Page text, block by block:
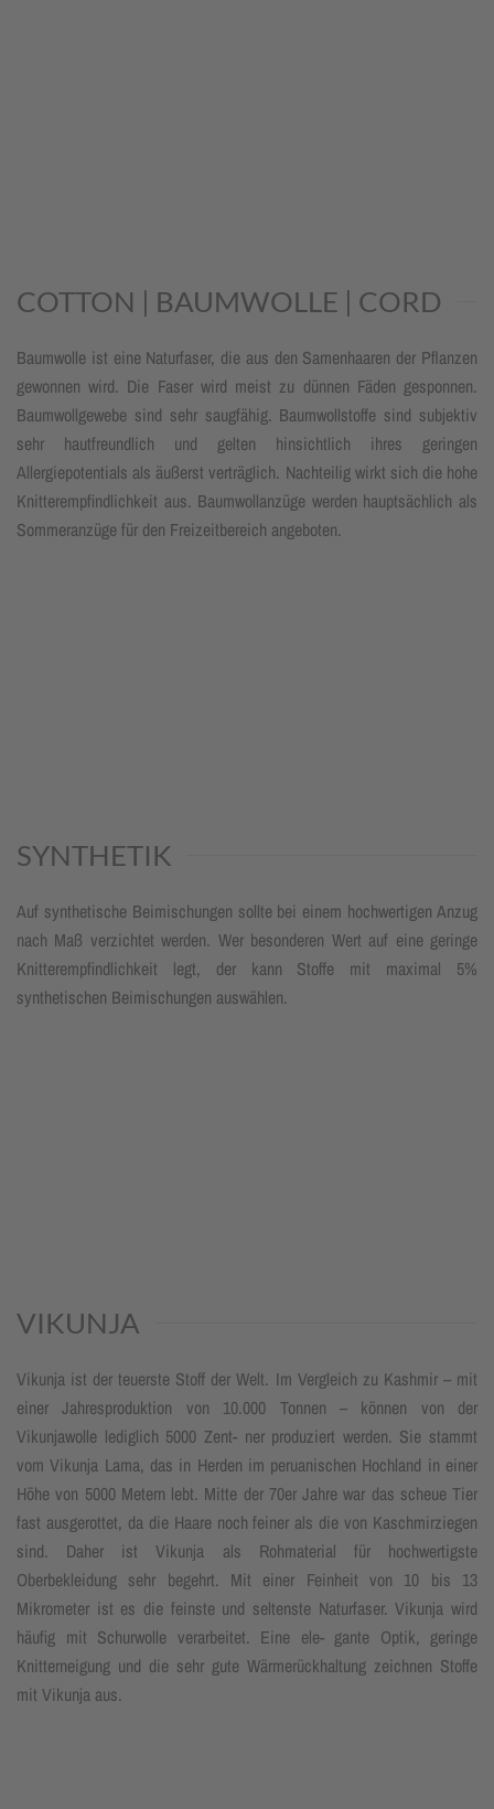
COTTON | BAUMWOLLE | CORD
Baumwolle ist eine Naturfaser, die aus den Samenhaaren der Pflanzen
gewonnen wird. Die Faser wird meist zu dünnen Fäden gesponnen.
Baumwollgewebe sind sehr saugfähig. Baumwollstoffe sind subjektiv
sehr hautfreundlich und gelten hinsichtlich ihres geringen
Allergiepotentials als äußerst verträglich. Nachteilig wirkt sich die hohe
Knitterempfindlichkeit aus. Baumwollanzüge werden hauptsächlich als
Sommeranzüge für den Freizeitbereich angeboten.
SYNTHETIK
Auf synthetische Beimischungen sollte bei einem hochwertigen Anzug
nach Maß verzichtet werden. Wer besonderen Wert auf eine geringe
Knitterempfindlichkeit legt, der kann Stoffe mit maximal 5%
synthetischen Beimischungen auswählen.
VIKUNJA
Vikunja ist der teuerste Stoff der Welt. Im Vergleich zu Kashmir – mit
einer Jahresproduktion von 10.000 Tonnen – können von der
Vikunjawolle lediglich 5000 Zent- ner produziert werden. Sie stammt
vom Vikunja Lama, das in Herden im peruanischen Hochland in einer
Höhe von 5000 Metern lebt. Mitte der 70er Jahre war das scheue Tier
fast ausgerottet, da die Haare noch feiner als die von Kaschmirziegen
sind. Daher ist Vikunja als Rohmaterial für hochwertigste
Oberbekleidung sehr begehrt. Mit einer Feinheit von 10 bis 13
Mikrometer ist es die feinste und seltenste Naturfaser. Vikunja wird
häufig mit Schurwolle verarbeitet. Eine ele- gante Optik, geringe
Knitterneigung und die sehr gute Wärmerückhaltung zeichnen Stoffe
mit Vikunja aus.